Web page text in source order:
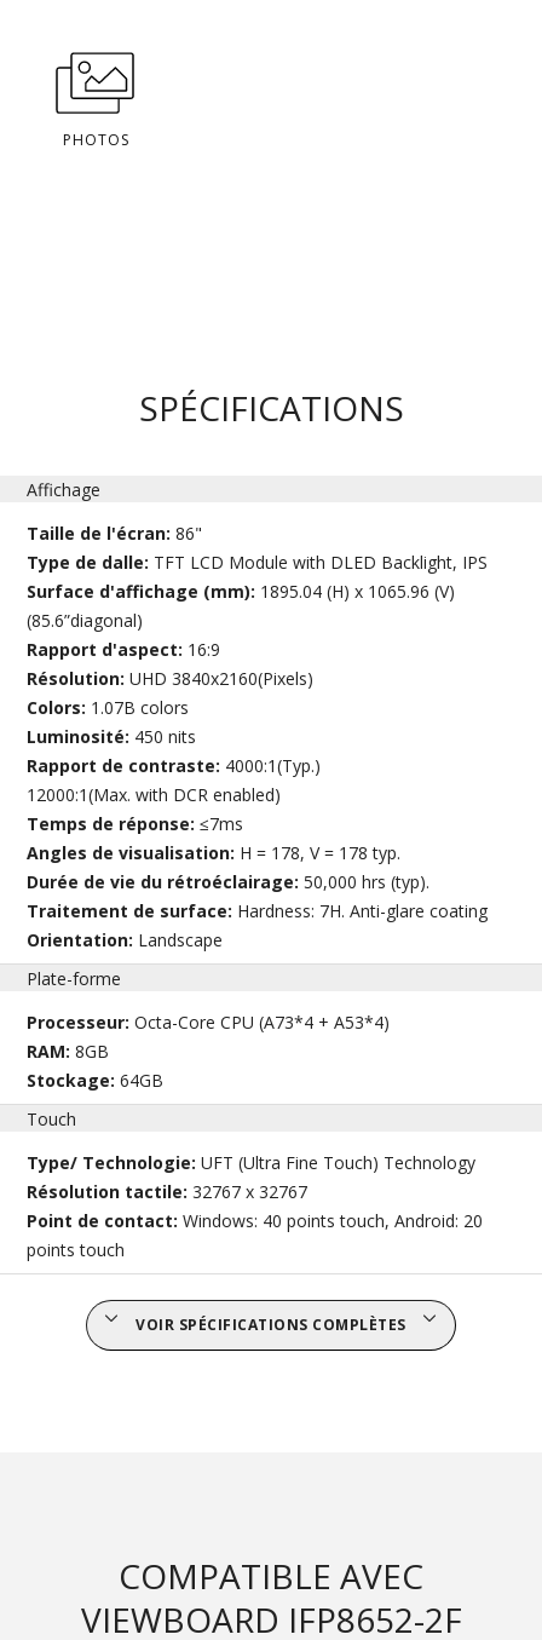
PHOTOS
SPÉCIFICATIONS
Affichage
Taille de l'écran:86"
Type de dalle: TFT LCD Module with DLED Backlight, IPS
Surface d'affichage (mm): 1895.04 (H) x 1065.96 (V)
(85.6”diagonal)
Rapport d'aspect: 16:9
Résolution:UHD 3840x2160(Pixels)
Colors: 1.07B colors
Luminosité: 450 nits
Rapport de contraste: 4000:1(Typ.)
12000:1(Max. with DCR enabled)
Temps de réponse:≤7ms
Angles de visualisation: H = 178, V = 178 typ.
Durée de vie du rétroéclairage:50,000 hrs (typ).
Traitement de surface: Hardness: 7H. Anti-glare coating
Orientation: Landscape
Plate-forme
Processeur:Octa-Core CPU (A73*4 + A53*4)
RAM:8GB
Stockage:64GB
Touch
Type/ Technologie:UFT (Ultra Fine Touch) Technology
Résolution tactile:32767 x 32767
Point de contact:Windows: 40 points touch, Android: 20
points touch
VOIR SPÉCIFICATIONS COMPLÈTES
COMPATIBLE AVEC
VIEWBOARD IFP8652-2F